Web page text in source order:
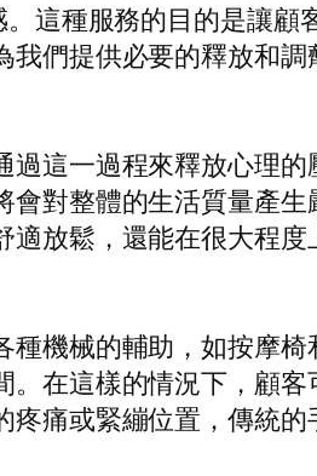
這種服務的目的是讓顧
們提供必要的釋放和調
這一過程來釋放心理的
對整體的生活質量產生
放鬆，還能在很大程度
機械的輔助，如按摩椅
在這樣的情況下，顧客
痛或緊繃位置，傳統的